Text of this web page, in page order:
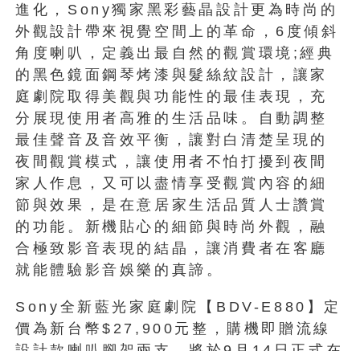
進化，Sony獨家黑彩藝晶設計更為時尚的
外觀設計帶來視覺空間上的革命，6度傾斜
角度喇叭，定義出最自然的觀賞環境;經典
的黑色鏡面鋼琴烤漆與髮絲紋設計，讓家
庭劇院取得美觀與功能性的最佳表現，充
分展現使用者高雅的生活品味。自動調整
最佳聲音及音效平衡，讓對白清楚呈現的
夜間觀賞模式，讓使用者不怕打擾到夜間
家人作息，又可以盡情享受觀賞內容的細
節與效果，是在意居家生活品質人士讚賞
的功能。新機貼心的細節與時尚外觀，融
合極致影音表現的結晶，讓消費者在客廳
就能體驗影音娛樂的真諦。
Sony全新藍光家庭劇院【BDV-E880】定
價為新台幣$27,900元整，購機即贈流線